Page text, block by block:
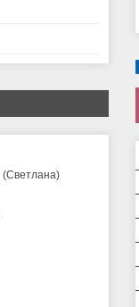
Светлана